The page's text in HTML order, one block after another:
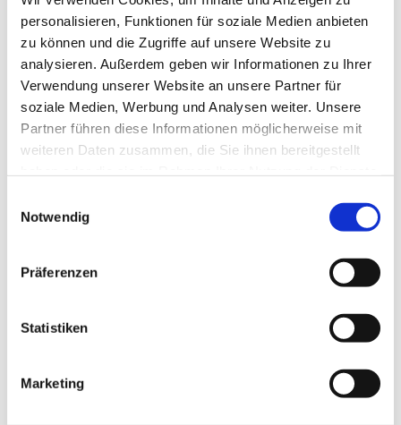
personalisieren, Funktionen für soziale Medien anbieten
zu können und die Zugriffe auf unsere Website zu
analysieren. Außerdem geben wir Informationen zu Ihrer
Verwendung unserer Website an unsere Partner für
soziale Medien, Werbung und Analysen weiter. Unsere
Partner führen diese Informationen möglicherweise mit
weiteren Daten zusammen, die Sie ihnen bereitgestellt
Notwendig
Präferenzen
Statistiken
Marketing
Momenten. Als Clowns brachten sie viel Spaß, als Jongleure
ein großes Erstaunen und als Fakire echte Spannung in die
Einmal der Star im Zirkus sein, etwas ganz Neues wagen, im
Mittelpunkt stehen, über sich hinauswachsen und vor
Publikum zeigen, was man kann. Das ist unvergesslich.
Zirkusvergnügen. (H. Nikolov)
Unterricht mit diesem besonderen Erlebnis
Veröffentlicht am